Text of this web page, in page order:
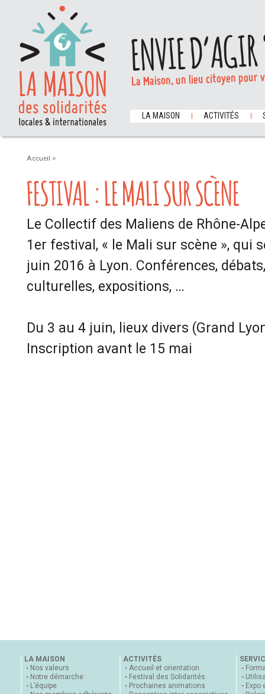
ENVIE
La Maison, un lieu citoyen
LA MAISON ACTIVITÉS
Accueil >
FESTIVAL : LE MALI SUR SCÈNE
Le Collectif des Maliens de Rhône-
1er festival, « le Mali sur scène », qui
juin 2016 à Lyon. Conférences,
culturelles, expositions, …
Du 3 au 4 juin, lieux divers (Grand
Inscription avant le 15 mai
LA MAISON
Nos valeurs
Notre démarche
L’équipe
ACTIVITÉS
Accueil et orientation
Festival des Solidarités
Prochaines animations
Expo